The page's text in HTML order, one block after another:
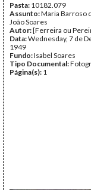
Pasta: 10182.079
Assunto:Maria Barroso
João Soares
Autor:[Ferreira ou
Data:Wednesday, 7 de
1949
Fundo:Isabel Soares
Tipo Documental:
Página(s): 1